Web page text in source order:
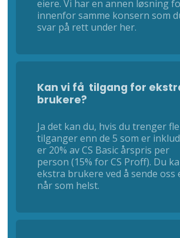
eiere. Vi har en annen løsning
innenfor samme konsern som
svar på rett under her.
Kan vi få tilgang for
brukere?
Ja det kan du, hvis du trenger
tilganger enn de 5 som er
er 20% av CS Basic årspris per
person (15% for CS Proff). Du
ekstra brukere ved å sende oss
når som helst.